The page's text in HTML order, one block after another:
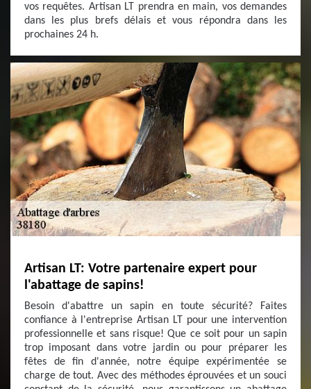
vos requêtes. Artisan LT prendra en main, vos demandes
dans les plus brefs délais et vous répondra dans les
prochaines 24 h.
Artisan LT: Votre partenaire expert pour
l'abattage de sapins!
Besoin d'abattre un sapin en toute sécurité? Faites
confiance à l'entreprise Artisan LT pour une intervention
professionnelle et sans risque! Que ce soit pour un sapin
trop imposant dans votre jardin ou pour préparer les
fêtes de fin d'année, notre équipe expérimentée se
charge de tout. Avec des méthodes éprouvées et un souci